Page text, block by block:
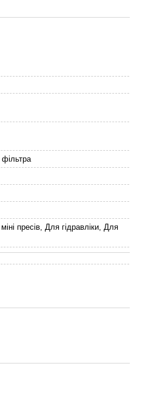
пресів, Для гідравліки, Для